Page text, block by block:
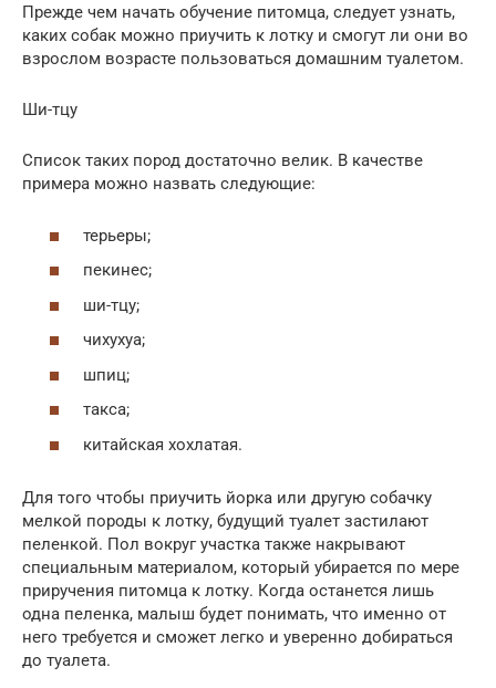
Прежде чем начать обучение питомца, следует узнать,
каких собак можно приучить к лотку и смогут ли они во
взрослом возрасте пользоваться домашним туалетом.
Ши-тцу
Список таких пород достаточно велик. В качестве
примера можно назвать следующие:
терьеры;
пекинес;
ши-тцу;
чихухуа;
шпиц;
такса;
китайская хохлатая.
Для того чтобы приучить йорка или другую собачку
мелкой породы к лотку, будущий туалет застилают
пеленкой. Пол вокруг участка также накрывают
специальным материалом, который убирается по мере
приручения питомца к лотку. Когда останется лишь
одна пеленка, малыш будет понимать, что именно от
него требуется и сможет легко и уверенно добираться
до туалета.